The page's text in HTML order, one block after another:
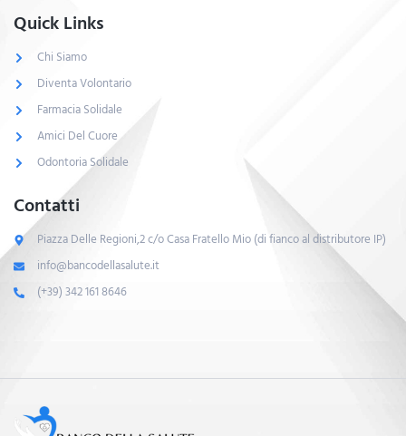
Quick Links
Chi Siamo
Diventa Volontario
Farmacia Solidale
Amici Del Cuore
Odontoria Solidale
Contatti
Piazza Delle Regioni,2 c/o Casa Fratello Mio (di fianco al distributore IP)
info@bancodellasalute.it
(+39) 342 161 8646